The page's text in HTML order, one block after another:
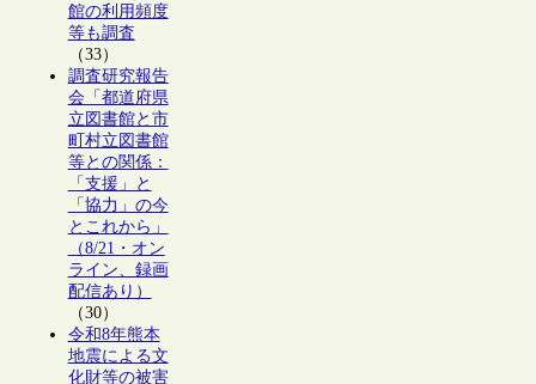
館の利用頻度
等も調査
（33）
調査研究報告
会「都道府県
立図書館と市
町村立図書館
等との関係：
「支援」と
「協力」の今
とこれから」
（8/21・オン
ライン、録画
配信あり）
（30）
令和8年熊本
地震による文
化財等の被害